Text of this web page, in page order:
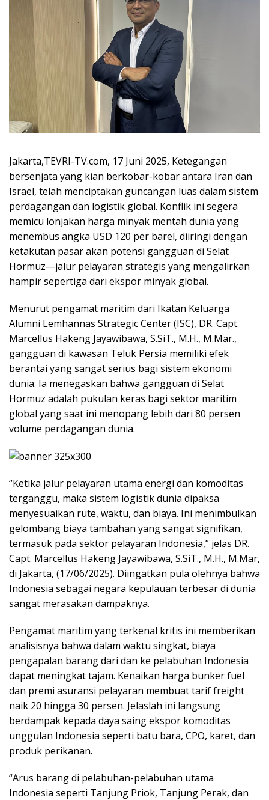
Jakarta,TEVRI-TV.com, 17 Juni 2025, Ketegangan
bersenjata yang kian berkobar-kobar antara Iran dan
Israel, telah menciptakan guncangan luas dalam sistem
perdagangan dan logistik global. Konflik ini segera
memicu lonjakan harga minyak mentah dunia yang
menembus angka USD 120 per barel, diiringi dengan
ketakutan pasar akan potensi gangguan di Selat
Hormuz—jalur pelayaran strategis yang mengalirkan
hampir sepertiga dari ekspor minyak global.
Menurut pengamat maritim dari Ikatan Keluarga
Alumni Lemhannas Strategic Center (ISC), DR. Capt.
Marcellus Hakeng Jayawibawa, S.SiT., M.H., M.Mar.,
gangguan di kawasan Teluk Persia memiliki efek
berantai yang sangat serius bagi sistem ekonomi
dunia. Ia menegaskan bahwa gangguan di Selat
Hormuz adalah pukulan keras bagi sektor maritim
global yang saat ini menopang lebih dari 80 persen
volume perdagangan dunia.
“Ketika jalur pelayaran utama energi dan komoditas
terganggu, maka sistem logistik dunia dipaksa
menyesuaikan rute, waktu, dan biaya. Ini menimbulkan
gelombang biaya tambahan yang sangat signifikan,
termasuk pada sektor pelayaran Indonesia,” jelas DR.
Capt. Marcellus Hakeng Jayawibawa, S.SiT., M.H., M.Mar,
di Jakarta, (17/06/2025). Diingatkan pula olehnya bahwa
Indonesia sebagai negara kepulauan terbesar di dunia
sangat merasakan dampaknya.
Pengamat maritim yang terkenal kritis ini memberikan
analisisnya bahwa dalam waktu singkat, biaya
pengapalan barang dari dan ke pelabuhan Indonesia
dapat meningkat tajam. Kenaikan harga bunker fuel
dan premi asuransi pelayaran membuat tarif freight
naik 20 hingga 30 persen. Jelaslah ini langsung
berdampak kepada daya saing ekspor komoditas
unggulan Indonesia seperti batu bara, CPO, karet, dan
produk perikanan.
“Arus barang di pelabuhan-pelabuhan utama
Indonesia seperti Tanjung Priok, Tanjung Perak, dan